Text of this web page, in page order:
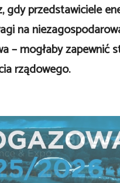
gdy przedstawiciele
na
– mogłaby zapewnić
rządowego.